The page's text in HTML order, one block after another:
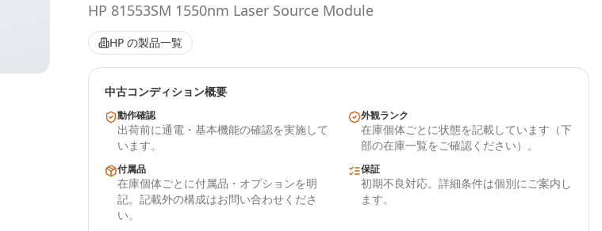
HP 81553SM 1550nm Laser Source Module
HP の製品一覧
中古コンディション概要
動作確認
出荷前に通電・基本機能の確認を実施して
います。
外観ランク
在庫個体ごとに状態を記載しています（下
部の在庫一覧をご確認ください）。
付属品
在庫個体ごとに付属品・オプションを明
記。記載外の構成はお問い合わせくださ
い。
保証
初期不良対応。詳細条件は個別にご案内し
ます。